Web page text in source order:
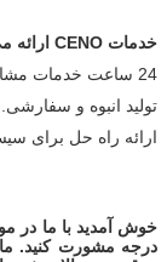
خدمات CENO ارائه می دهد
24 ساعت خدمات مشاوره 7 روزه
تولید انبوه و سفارشی.
ارائه راه حل برای سیستم
درجه مشورت کنید.